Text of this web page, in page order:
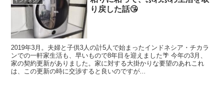
り戻した話😘
2019年3月。夫婦と子供3人の計5人で始まったインドネシア・チカラ
ンでの一軒家生活も、早いもので8年目を迎えました🌴 今年の3月、
家の契約更新がありました。家に対する大掛かりな要望のあれこれ
は、この更新の時に交渉すると良いのですが...